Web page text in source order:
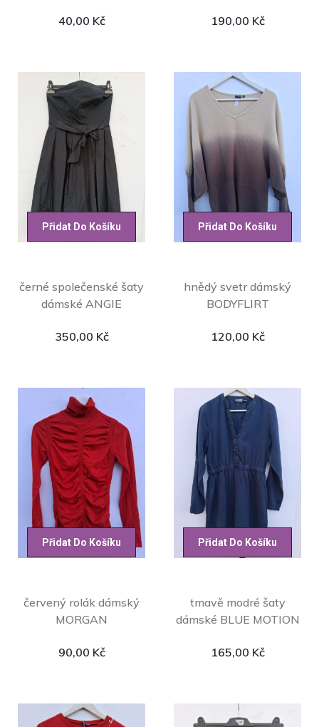
40,00 Kč 190,00 Kč
Přidat Do Košíku
černé společenské šaty
dámské ANGIE
350,00 Kč
Přidat Do Košíku
hnědý svetr dámský
BODYFLIRT
120,00 Kč
Přidat Do Košíku
červený rolák dámský
MORGAN
90,00 Kč
Přidat Do Košíku
tmavě modré šaty
dámské BLUE MOTION
165,00 Kč